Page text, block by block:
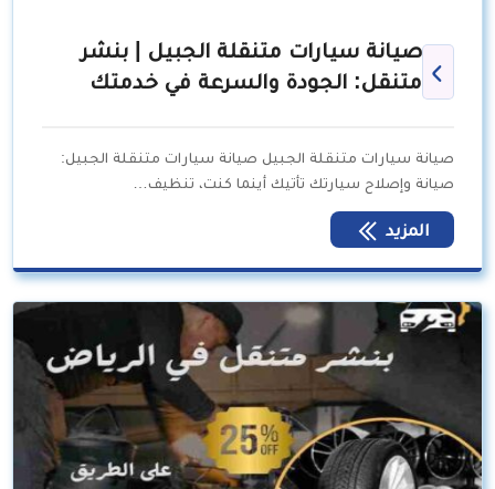
صيانة سيارات متنقلة الجبيل | بنشر
متنقل: الجودة والسرعة في خدمتك
صيانة سيارات متنقلة الجبيل صيانة سيارات متنقلة الجبيل:
صيانة وإصلاح سيارتك تأتيك أينما كنت، تنظيف…
المزيد